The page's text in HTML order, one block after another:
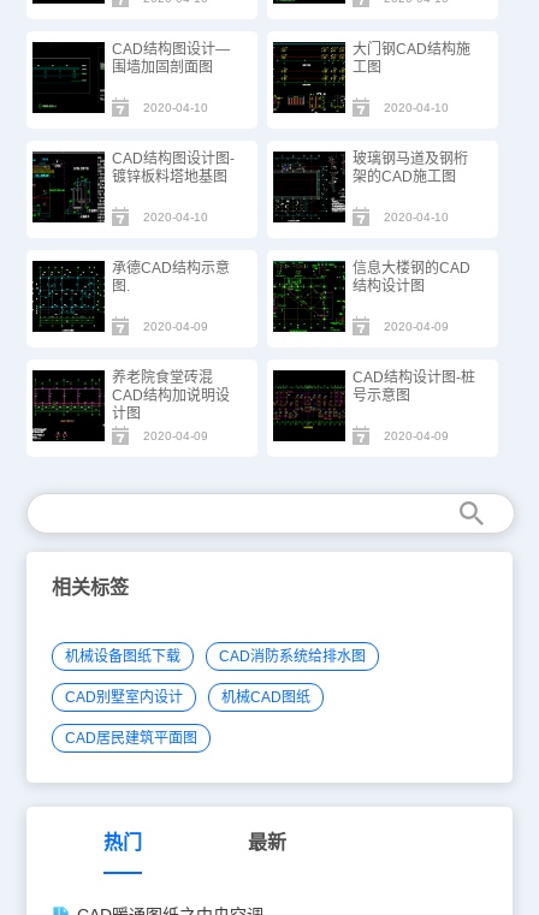
CAD结构图设计—
围墙加固剖面图
2020-04-10
大门钢CAD结构施
工图
2020-04-10
CAD结构图设计图-
镀锌板料塔地基图
2020-04-10
玻璃钢马道及钢桁
架的CAD施工图
2020-04-10
承德CAD结构示意
图.
2020-04-09
信息大楼钢的CAD
结构设计图
2020-04-09
养老院食堂砖混
CAD结构加说明设
计图
2020-04-09
CAD结构设计图-桩
号示意图
2020-04-09
相关标签
机械设备图纸下载 CAD消防系统给排水图
CAD别墅室内设计 机械CAD图纸
CAD居民建筑平面图
热门 最新